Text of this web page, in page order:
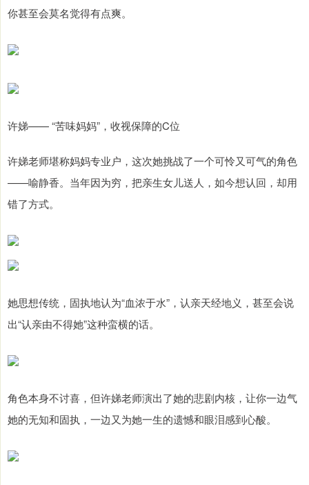
你甚至会莫名觉得有点爽。
许娣—— “苦味妈妈”，收视保障的C位
许娣老师堪称妈妈专业户，这次她挑战了一个可怜又可气的角色
——喻静香。当年因为穷，把亲生女儿送人，如今想认回，却用
错了方式。
她思想传统，固执地认为“血浓于水”，认亲天经地义，甚至会说
出“认亲由不得她”这种蛮横的话。
角色本身不讨喜，但许娣老师演出了她的悲剧内核，让你一边气
她的无知和固执，一边又为她一生的遗憾和眼泪感到心酸。